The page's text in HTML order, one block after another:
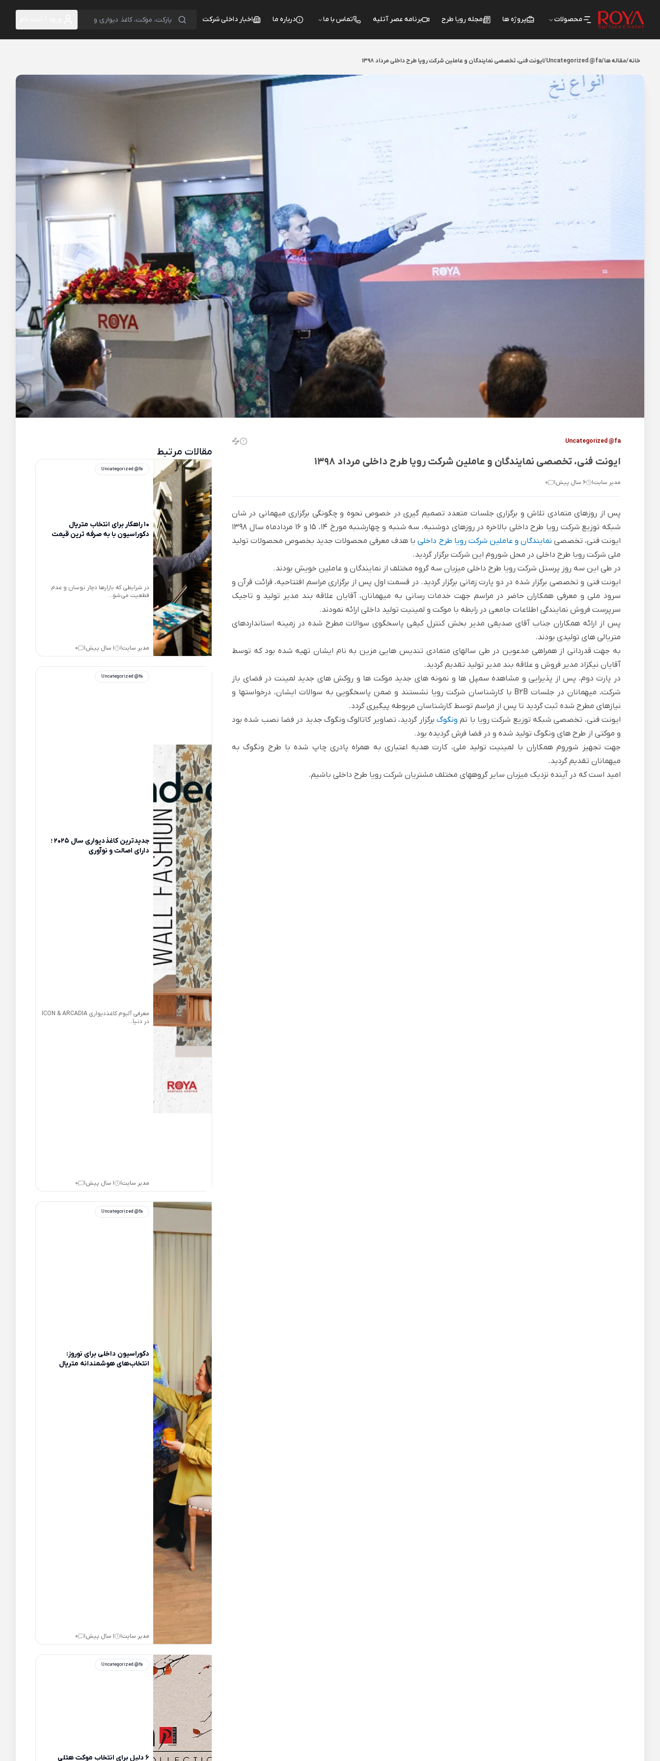
محصولات پروژه ها مجله رویا طرح برنامه عصر آتلیه تماس با ما درباره ما اخبار داخلی شرکت
خانه/مقاله ها/
Uncategorized @fa
/ایونت فنی، تخصصی نمایندگان و عاملین شرکت رویا طرح داخلی مرداد 1398
Uncategorized @fa
ایونت فنی، تخصصی نمایندگان و عاملین شرکت رویا طرح داخلی مرداد 1398
مدیر سایت| 6 سال پیش |
0
پس از روزهای متمادی تلاش و برگزاری جلسات متعدد تصمیم گیری در خصوص نحوه و چگونگی برگزاری میهمانی در شان
شبکه توزیع شرکت رویا طرح داخلی بالاخره در روزهای دوشنبه، سه شنبه و چهارشنبه مورخ 14، 15 و 16 مردادماه سال 1398
ایونت فنی، تخصصی نمایندگان و عاملین شرکت رویا طرح داخلی با هدف معرفی محصولات جدید بخصوص محصولات تولید
ملی شرکت رویا طرح داخلی در محل شوروم این شرکت برگزار گردید.
در طی این سه روز پرسنل شرکت رویا طرح داخلی میزبان سه گروه مختلف از نمایندگان و عاملین خویش بودند.
ایونت فنی و تخصصی برگزار شده در دو پارت زمانی برگزار گردید. در قسمت اول پس از برگزاری مراسم افتتاحیه، قرائت قرآن و
سرود ملی و معرفی همکاران حاضر در مراسم جهت خدمات رسانی به میهمانان، آقایان علاقه بند مدیر تولید و تاجیک
سرپرست فروش نمایندگی اطلاعات جامعی در رابطه با موکت و لمینیت تولید داخلی ارائه نمودند.
پس از ارائه همکاران جناب آقای صدیقی مدیر بخش کنترل کیفی پاسخگوی سوالات مطرح شده در زمینه استانداردهای
متریالی های تولیدی بودند.
به جهت قدردانی از همراهی مدعوین در طی سالهای متمادی تندیس هایی مزین به نام ایشان تهیه شده بود که توسط
آقایان نیکزاد مدیر فروش و علاقه بند مدیر تولید تقدیم گردید.
در پارت دوم، پس از پذیرایی و مشاهده سمپل ها و نمونه های جدید موکت ها و روکش های جدید لمینت در فضای باز
شرکت، میهمانان در جلسات B2B با کارشناسان شرکت رویا نشستند و ضمن پاسخگویی به سوالات ایشان، درخواستها و
نیازهای مطرح شده ثبت گردید تا پس از مراسم توسط کارشناسان مربوطه پیگیری گردد.
ایونت فنی، تخصصی شبکه توزیع شرکت رویا با تم ونگوگ برگزار گردید، تصاویر کاتالوگ ونگوگ جدید در فضا نصب شده بود
و موکتی از طرح های ونگوگ تولید شده و در فضا فرش گردیده بود.
جهت تجهیز شوروم همکاران با لمینیت تولید ملی، کارت هدیه اعتباری به همراه پادری چاپ شده با طرح ونگوگ به
میهمانان تقدیم گردید.
امید است که در آینده نزدیک میزبان سایر گروههای مختلف مشتریان شرکت رویا طرح داخلی باشیم.
مقالات مرتبط
Uncategorized @fa
10 راهکار برای انتخاب متریال
دکوراسیون با به صرفه ترین قیمت
در شرایطی که بازارها دچار نوسان و عدم
قطعیت می‌شو...
مدیر سایت| 1 سال پیش |
0
Uncategorized @fa
جدیدترین کاغذدیواری سال 2025 ؛
دارای اصالت و نوآوری
معرفی آلبوم کاغذدیواری ICON & ARCADIA
در دنیا...
مدیر سایت| 1 سال پیش |
0
Uncategorized @fa
دکوراسیون داخلی برای نوروز:
انتخاب‌های هوشمندانه متریال
مدیر سایت| 1 سال پیش |
0
Uncategorized @fa
6 دلیل برای انتخاب موکت هتلی